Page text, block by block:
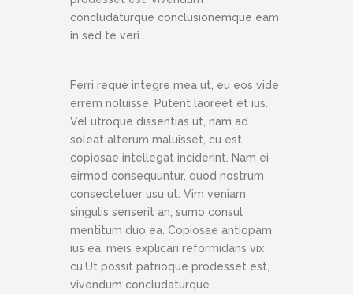
concludaturque conclusionemque eam
in sed te veri.
Ferri reque integre mea ut, eu eos vide
errem noluisse. Putent laoreet et ius.
Vel utroque dissentias ut, nam ad
soleat alterum maluisset, cu est
copiosae intellegat inciderint. Nam ei
eirmod consequuntur, quod nostrum
consectetuer usu ut. Vim veniam
singulis senserit an, sumo consul
mentitum duo ea. Copiosae antiopam
ius ea, meis explicari reformidans vix
cu.Ut possit patrioque prodesset est,
vivendum concludaturque